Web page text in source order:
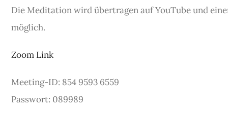
Die Meditation wird übertragen auf YouTube und
möglich.
Zoom Link
Meeting-ID: 854 9593 6559
Passwort: 089989